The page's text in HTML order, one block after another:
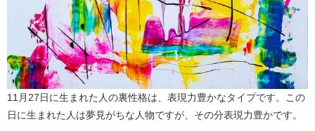
11月27日に生まれた人の裏性格は、表現力豊かなタイプです。この
日に生まれた人は夢見がちな人物ですが、その分表現力豊かです。